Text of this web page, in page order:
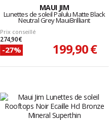
MAUI JIM
Lunettes de soleil Palulu Matte Black
Neutral Grey MauiBrilliant
Prix conseillé
274,90 €
-27% 199,90 €